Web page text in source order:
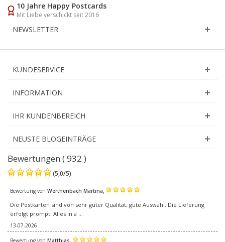
10 Jahre Happy Postcards
Mit Liebe verschickt seit 2016
NEWSLETTER
KUNDESERVICE
INFORMATION
IHR KUNDENBEREICH
NEUSTE BLOGEINTRÄGE
Bewertungen ( 932 )
(5,0/5)
Bewertung von Werthenbach Martina,
Die Postkarten sind von sehr guter Qualität, gute Auswahl. Die Lieferung
erfolgt prompt. Alles in a ...
13-07-2026
Bewertung von Matthias